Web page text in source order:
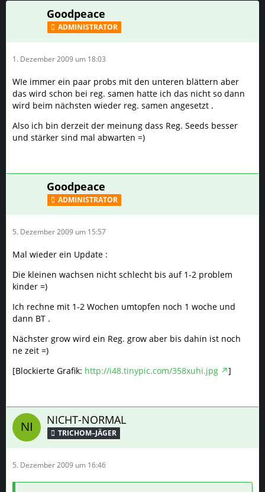
Goodpeace
ADMINISTRATOR
1. Dezember 2009 um 18:03
WIe immer ein paar probs mit den unteren blättern aber
das wird schon bei reg. samen hatte ich das nicht so dann
wird beim nächsten wieder reg. samen angesetzt .
Also ich bin derzeit der meinung dass Reg. Seeds besser
und stärker sind mal abwarten =)
Goodpeace
ADMINISTRATOR
5. Dezember 2009 um 15:57
Mal wieder ein Update :
Die kleinen wachsen nicht schlecht bis auf 1-2 problem
kinder =)
Ich rechne mit 1-2 Wochen umtopfen noch 1 woche und
dann BT .
Nächster grow wird ein Reg. grow aber bis dahin ist noch
ne zeit =)
[Blockierte Grafik: http://i48.tinypic.com/358xuhi.jpg ]
NICHT-NORMAL
TRICHOM–JÄGER
5. Dezember 2009 um 16:46